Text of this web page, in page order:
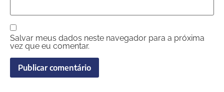
Salvar meus dados neste navegador para a próxima
vez que eu comentar.